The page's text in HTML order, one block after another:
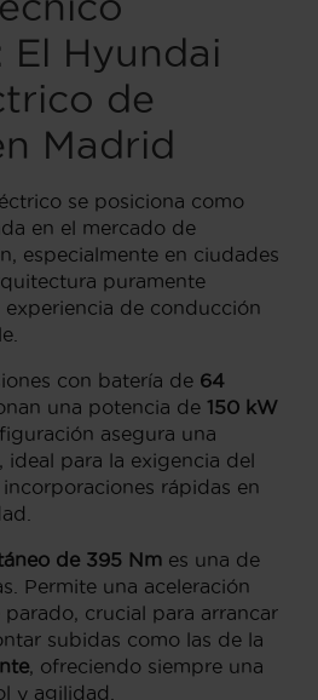
El Hyundai
de
Madrid
se posiciona como
en el mercado de
especialmente en ciudades
puramente
de conducción
con batería de 64
una potencia de 150 kW
asegura una
ideal para la exigencia del
rápidas en
de 395 Nm es una de
Permite una aceleración
crucial para arrancar
subidas como las de la
, ofreciendo siempre una
y agilidad.